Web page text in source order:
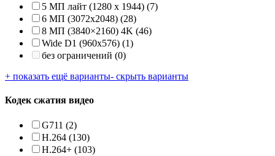
5 МП лайт (1280 x 1944) (7)
6 МП (3072x2048) (28)
8 МП (3840×2160) 4K (46)
Wide D1 (960х576) (1)
без ограничений (0)
+ показать ещё варианты- скрыть варианты
Кодек сжатия видео
G711 (2)
H.264 (130)
H.264+ (103)